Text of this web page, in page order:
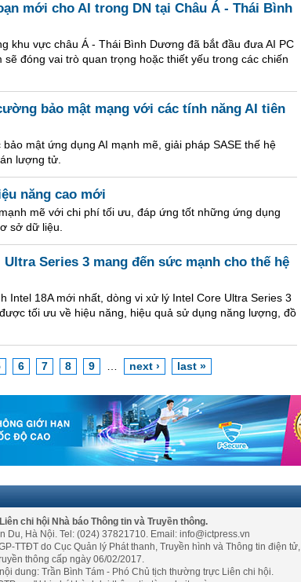
mới cho AI trong DN tại Châu Á - Thái Bình
khu vực châu Á - Thái Bình Dương đã bắt đầu đưa AI PC
đóng vai trò quan trọng hoặc thiết yếu trong các chiến
bảo mật mạng với các tính năng AI tiên
mật ứng dụng AI mạnh mẽ, giải pháp SASE thế hệ
lượng tử.
năng cao mới
mẽ với chi phí tối ưu, đáp ứng tốt những ứng dụng
sở dữ liệu.
Series 3 mang đến sức mạnh cho thế hệ
Intel 18A mới nhất, dòng vi xử lý Intel Core Ultra Series 3
tối ưu về hiệu năng, hiệu quả sử dụng năng lượng, đồ
6 7 8 9 next › last »
chi hội Nhà báo Thông tin và Truyền thông.
Du, Hà Nội. Tel: (024) 37821710. Email: info@ictpress.vn
TTĐT do Cục Quản lý Phát thanh, Truyền hình và Thông tin điện tử,
thông cấp ngày 06/02/2017.
dung: Trần Bình Tám - Phó Chủ tịch thường trực Liên chi hội.